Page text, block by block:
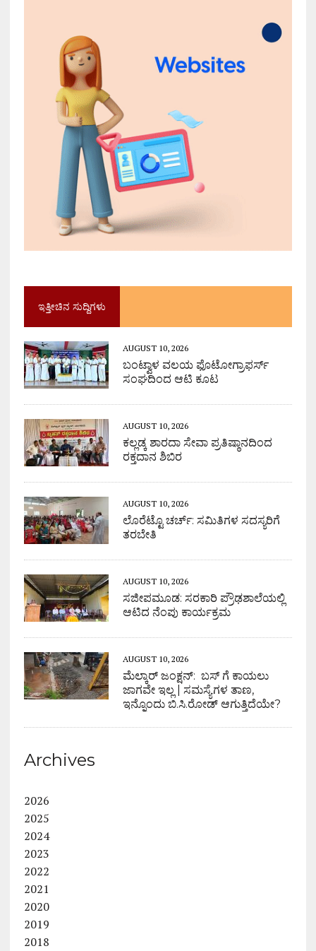
ಇತ್ತೀಚಿನ ಸುದ್ದಿಗಳು
AUGUST 10, 2026
ಬಂಟ್ವಾಳ ವಲಯ ಫೊಟೋಗ್ರಾಫರ್ಸ್
ಸಂಘದಿಂದ ಆಟಿ ಕೂಟ
AUGUST 10, 2026
ಕಲ್ಲಡ್ಕ ಶಾರದಾ ಸೇವಾ ಪ್ರತಿಷ್ಠಾನದಿಂದ
ರಕ್ತದಾನ ಶಿಬಿರ
AUGUST 10, 2026
ಲೊರೆಟ್ಟೊ ಚರ್ಚ್: ಸಮಿತಿಗಳ ಸದಸ್ಯರಿಗೆ
ತರಬೇತಿ
AUGUST 10, 2026
ಸಜೀಪಮೂಡ: ಸರಕಾರಿ ಪ್ರೌಢಶಾಲೆಯಲ್ಲಿ
ಆಟಿದ ನೆಂಪು ಕಾರ್ಯಕ್ರಮ
AUGUST 10, 2026
ಮೆಲ್ಕಾರ್ ಜಂಕ್ಷನ್: ಬಸ್ ಗೆ ಕಾಯಲು
ಜಾಗವೇ ಇಲ್ಲ | ಸಮಸ್ಯೆಗಳ ತಾಣ,
ಇನ್ನೊಂದು ಬಿ.ಸಿ.ರೋಡ್ ಆಗುತ್ತಿದೆಯೇ?
Archives
2026
2025
2024
2023
2022
2021
2020
2019
2018